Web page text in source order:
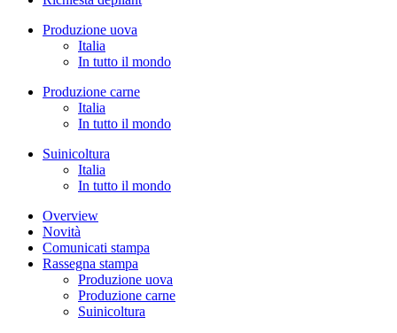
Produzione uova
Italia
In tutto il mondo
Produzione carne
Italia
In tutto il mondo
Suinicoltura
Italia
In tutto il mondo
Overview
Novità
Comunicati stampa
Rassegna stampa
Produzione uova
Produzione carne
Suinicoltura